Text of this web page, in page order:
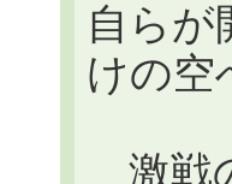
自らが
けの空
激戦